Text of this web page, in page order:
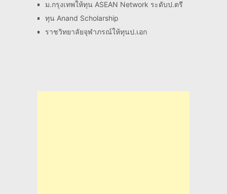
ม.กรุงเทพให้ทุน ASEAN Network ระดับป.ตรี
ทุน Anand Scholarship
ราชวิทยาลัยจุฬาภรณ์ให้ทุนป.เอก